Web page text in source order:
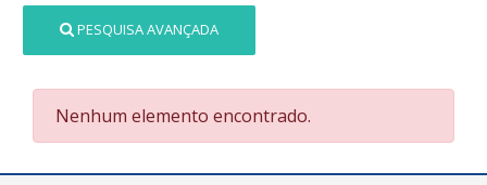
PESQUISA AVANÇADA
Nenhum elemento encontrado.